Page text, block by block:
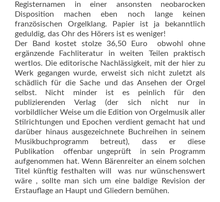
Registernamen in einer ansonsten neobarocken
Disposition machen eben noch lange keinen
französischen Orgelklang. Papier ist ja bekanntlich
geduldig, das Ohr des Hörers ist es weniger!
Der Band kostet stolze 36,50 Euro  obwohl ohne
ergänzende Fach­literatur in weiten Teilen praktisch
wertlos. Die editorische Nachlässigkeit, mit der hier zu
Werk gegangen wurde, erweist sich nicht zuletzt als
schädlich für die Sache und das Ansehen der Orgel
selbst. Nicht minder ist es peinlich für den
publizierenden Verlag (der sich nicht nur in
vorbildlicher Weise um die Edi­tion von Orgelmusik aller
Stilrichtungen und Epochen verdient gemacht hat und
darüber hinaus ausgezeichnete Buchreihen in seinem
Musikbuchprogramm betreut), dass er diese
Publikation  offenbar ungeprüft  in sein Programm
aufgenommen hat. Wenn Bärenreiter an einem solchen
Titel künftig festhalten will  was nur wünschenswert
wäre , sollte man sich um eine baldige Revision der
Erstauflage an Haupt und Gliedern bemühen.